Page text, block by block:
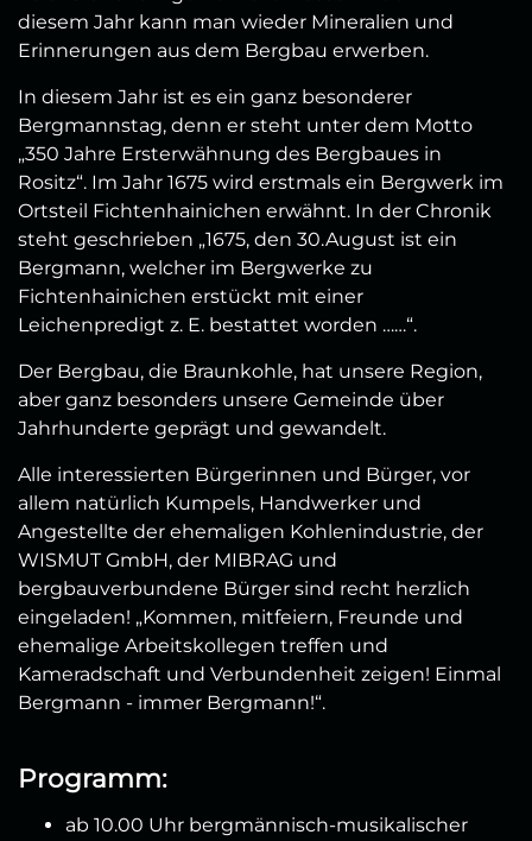
diesem Jahr kann man wieder Mineralien und
Erinnerungen aus dem Bergbau erwerben.
In diesem Jahr ist es ein ganz besonderer
Bergmannstag, denn er steht unter dem Motto
„350 Jahre Ersterwähnung des Bergbaues in
Rositz“. Im Jahr 1675 wird erstmals ein Bergwerk im
Ortsteil Fichtenhainichen erwähnt. In der Chronik
steht geschrieben „1675, den 30.August ist ein
Bergmann, welcher im Bergwerke zu
Fichtenhainichen erstückt mit einer
Leichenpredigt z. E. bestattet worden ……“.
Der Bergbau, die Braunkohle, hat unsere Region,
aber ganz besonders unsere Gemeinde über
Jahrhunderte geprägt und gewandelt.
Alle interessierten Bürgerinnen und Bürger, vor
allem natürlich Kumpels, Handwerker und
Angestellte der ehemaligen Kohlenindustrie, der
WISMUT GmbH, der MIBRAG und
bergbauverbundene Bürger sind recht herzlich
eingeladen! „Kommen, mitfeiern, Freunde und
ehemalige Arbeitskollegen treffen und
Kameradschaft und Verbundenheit zeigen! Einmal
Bergmann - immer Bergmann!“.
Programm:
ab 10.00 Uhr bergmännisch-musikalischer